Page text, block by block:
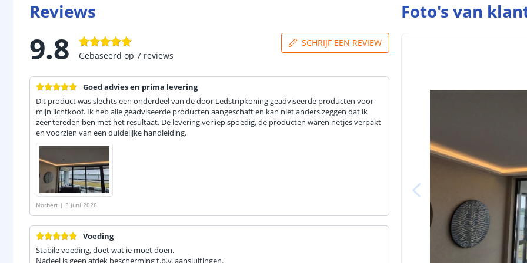
Reviews
9.8 Gebaseerd op 7 reviews
SCHRIJF EEN REVIEW
Goed advies en prima levering
Dit product was slechts een onderdeel van de door Ledstripkoning geadviseerde producten voor
mijn lichtkoof. Ik heb alle geadviseerde producten aangeschaft en kan niet anders zeggen dat ik
zeer tereden ben met het resultaat. De levering verliep spoedig, de producten waren netjes verpakt
en voorzien van een duidelijke handleiding.
Norbert | 3 juni 2026
Voeding
Stabile voeding, doet wat ie moet doen.
Nadeel is geen afdek bescherming t.b.v. aansluitingen.
Foto's van